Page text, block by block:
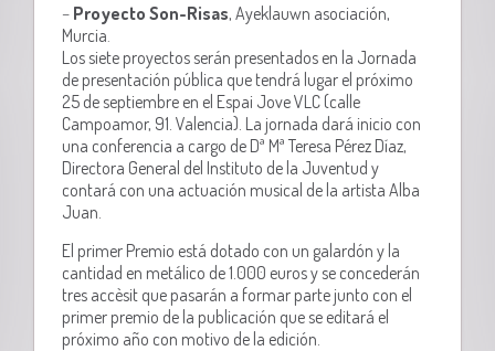
– Proyecto Son-Risas, Ayeklauwn asociación,
Murcia
Los siete proyectos serán presentados en la Jornada
de presentación pública que tendrá lugar el próximo
25 de septiembre en el Espai Jove VLC (calle
Campoamor, 91. Valencia). La jornada dará inicio con
una conferencia a cargo de Dª Mª Teresa Pérez Díaz,
Directora General del Instituto de la Juventud y
contará con una actuación musical de la artista Alba
Juan.
El primer Premio está dotado con un galardón y la
cantidad en metálico de 1.000 euros y se concederán
tres accèsit que pasarán a formar parte junto con el
primer premio de la publicación que se editará el
próximo año con motivo de la edición.